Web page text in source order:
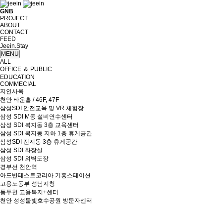
GNB
PROJECT
ABOUT
CONTACT
FEED
Jeein.Stay
MENU
ALL
OFFICE ＆ PUBLIC
EDUCATION
COMMECIAL
지인사옥
천안 타운홀 / 46F, 47F
삼성SDI 안전교육 및 VR 체험장
삼성 SDI M동 설비연수센터
삼성 SDI 복지동 3층 교육센터
삼성 SDI 복지동 지하 1층 휴게공간
삼성SDI 전지동 3층 휴게공간
삼성 SDI 화장실
삼성 SDI 외벽도장
경부선 천안역
아드반테스트코리아 기흥스테이션
고용노동부 성남지청
동두천 고용복지+센터
천안 성성물빛호수공원 방문자센터